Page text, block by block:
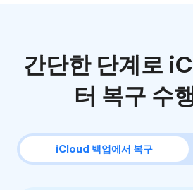
간단한 단계로
터 복구 수
iCloud 백업에서 복구